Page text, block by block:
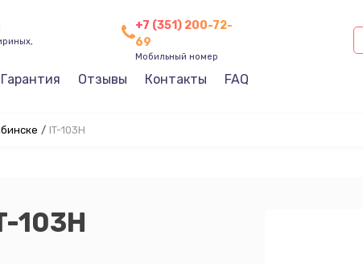
+7 (351) 200-72-
69
Мобильный номер
Гарантия Отзывы Контакты FAQ
/ IT-103Н
103Н